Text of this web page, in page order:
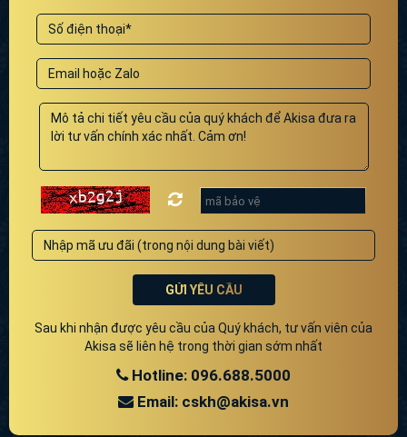
GỬI YÊU CẦU
Sau khi nhận được yêu cầu của Quý khách, tư vấn viên của
Akisa sẽ liên hệ trong thời gian sớm nhất
Hotline: 096.688.5000
Email: cskh@akisa.vn